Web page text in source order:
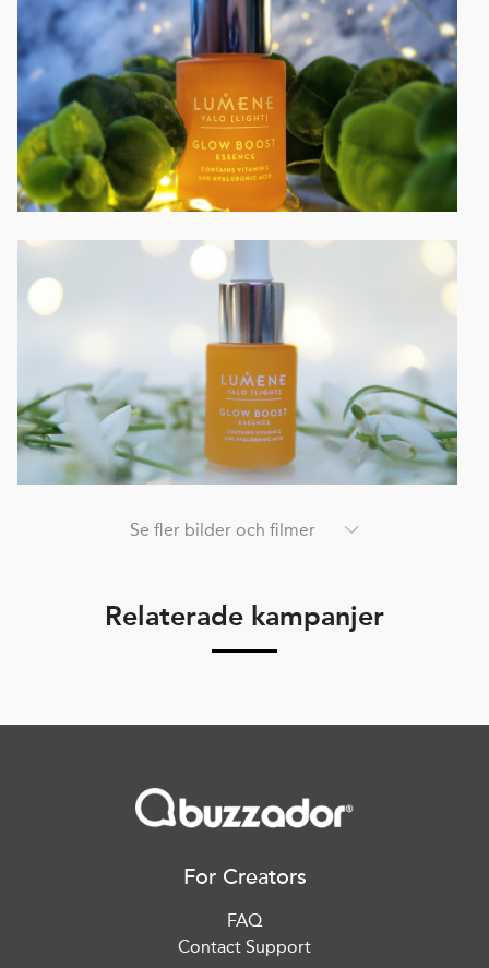
Se fler bilder och filmer
Relaterade kampanjer
For Creators
FAQ
Contact Support